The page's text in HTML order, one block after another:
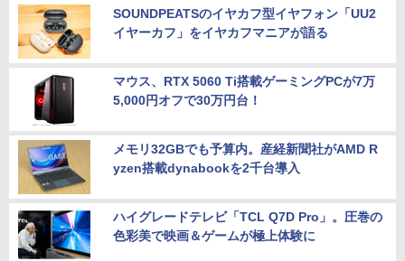
SOUNDPEATSのイヤカフ型イヤフォン「UU2
イヤーカフ」をイヤカフマニアが語る
マウス、RTX 5060 Ti搭載ゲーミングPCが7万
5,000円オフで30万円台！
メモリ32GBでも予算内。産経新聞社がAMD R
yzen搭載dynabookを2千台導入
ハイグレードテレビ「TCL Q7D Pro」。圧巻の
色彩美で映画＆ゲームが極上体験に